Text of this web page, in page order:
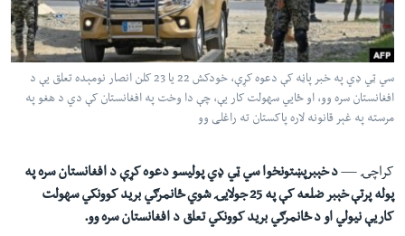
دلته
مخکې
مرکزي
لټون
اداریه
Learning English
FOLLOW US
ژبې
سي ټي ډي په خبر پاڼه کې دعوه کړې، خودکش 22 يا 23 کلن انصار نومېده تعلق یې د
افغانستان سره وو، او ځايي سهولت کار یې، چې دا وخت په افغانستان کې دي د هغو په
مرسته په غېر قانونه لاره پاکستان ته راغلی وو
کراچۍ —د خېبرپښتونخوا سي ټي ډي پوليسو دعوه کړې د افغانستان سره په
پوله پرتې خېبر ضلعه کې په 25 جولايۍ شوي ځانمرګي برید کوونکي سهولت
کاریې نيولي او د ځانمرګي برید کوونکي تعلق د افغانستان سره وو.